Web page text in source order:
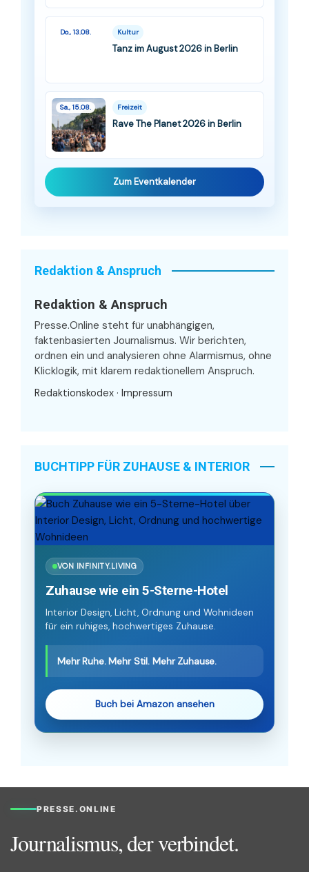
Do., 13.08. Kultur
Tanz im August 2026 in Berlin
Sa., 15.08. Freizeit
Rave The Planet 2026 in Berlin
Zum Eventkalender
Redaktion & Anspruch
Redaktion & Anspruch
Presse.Online steht für unabhängigen,
faktenbasierten Journalismus. Wir berichten,
ordnen ein und analysieren ohne Alarmismus, ohne
Klicklogik, mit klarem redaktionellem Anspruch.
Redaktionskodex · Impressum
BUCHTIPP FÜR ZUHAUSE & INTERIOR
VON INFINITY.LIVING
Zuhause wie ein 5-Sterne-Hotel
Interior Design, Licht, Ordnung und Wohnideen
für ein ruhiges, hochwertiges Zuhause.
Mehr Ruhe. Mehr Stil. Mehr Zuhause.
Buch bei Amazon ansehen
PRESSE.ONLINE
Journalismus, der verbindet.